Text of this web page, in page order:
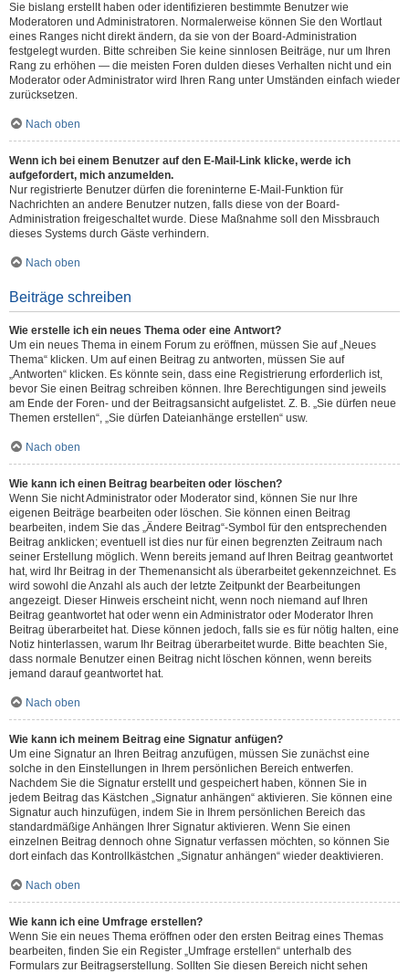
Sie bislang erstellt haben oder identifizieren bestimmte Benutzer wie
Moderatoren und Administratoren. Normalerweise können Sie den Wortlaut
eines Ranges nicht direkt ändern, da sie von der Board-Administration
festgelegt wurden. Bitte schreiben Sie keine sinnlosen Beiträge, nur um Ihren
Rang zu erhöhen — die meisten Foren dulden dieses Verhalten nicht und ein
Moderator oder Administrator wird Ihren Rang unter Umständen einfach wieder
zurücksetzen.
Nach oben
Wenn ich bei einem Benutzer auf den E-Mail-Link klicke, werde ich
aufgefordert, mich anzumelden.
Nur registrierte Benutzer dürfen die foreninterne E-Mail-Funktion für
Nachrichten an andere Benutzer nutzen, falls diese von der Board-
Administration freigeschaltet wurde. Diese Maßnahme soll den Missbrauch
dieses Systems durch Gäste verhindern.
Nach oben
Beiträge schreiben
Wie erstelle ich ein neues Thema oder eine Antwort?
Um ein neues Thema in einem Forum zu eröffnen, müssen Sie auf „Neues
Thema“ klicken. Um auf einen Beitrag zu antworten, müssen Sie auf
„Antworten“ klicken. Es könnte sein, dass eine Registrierung erforderlich ist,
bevor Sie einen Beitrag schreiben können. Ihre Berechtigungen sind jeweils
am Ende der Foren- und der Beitragsansicht aufgelistet. Z. B. „Sie dürfen neue
Themen erstellen“, „Sie dürfen Dateianhänge erstellen“ usw.
Nach oben
Wie kann ich einen Beitrag bearbeiten oder löschen?
Wenn Sie nicht Administrator oder Moderator sind, können Sie nur Ihre
eigenen Beiträge bearbeiten oder löschen. Sie können einen Beitrag
bearbeiten, indem Sie das „Ändere Beitrag“-Symbol für den entsprechenden
Beitrag anklicken; eventuell ist dies nur für einen begrenzten Zeitraum nach
seiner Erstellung möglich. Wenn bereits jemand auf Ihren Beitrag geantwortet
hat, wird Ihr Beitrag in der Themenansicht als überarbeitet gekennzeichnet. Es
wird sowohl die Anzahl als auch der letzte Zeitpunkt der Bearbeitungen
angezeigt. Dieser Hinweis erscheint nicht, wenn noch niemand auf Ihren
Beitrag geantwortet hat oder wenn ein Administrator oder Moderator Ihren
Beitrag überarbeitet hat. Diese können jedoch, falls sie es für nötig halten, eine
Notiz hinterlassen, warum Ihr Beitrag überarbeitet wurde. Bitte beachten Sie,
dass normale Benutzer einen Beitrag nicht löschen können, wenn bereits
jemand darauf geantwortet hat.
Nach oben
Wie kann ich meinem Beitrag eine Signatur anfügen?
Um eine Signatur an Ihren Beitrag anzufügen, müssen Sie zunächst eine
solche in den Einstellungen in Ihrem persönlichen Bereich entwerfen.
Nachdem Sie die Signatur erstellt und gespeichert haben, können Sie in
jedem Beitrag das Kästchen „Signatur anhängen“ aktivieren. Sie können eine
Signatur auch hinzufügen, indem Sie in Ihrem persönlichen Bereich das
standardmäßige Anhängen Ihrer Signatur aktivieren. Wenn Sie einen
einzelnen Beitrag dennoch ohne Signatur verfassen möchten, so können Sie
dort einfach das Kontrollkästchen „Signatur anhängen“ wieder deaktivieren.
Nach oben
Wie kann ich eine Umfrage erstellen?
Wenn Sie ein neues Thema eröffnen oder den ersten Beitrag eines Themas
bearbeiten, finden Sie ein Register „Umfrage erstellen“ unterhalb des
Formulars zur Beitragserstellung. Sollten Sie diesen Bereich nicht sehen